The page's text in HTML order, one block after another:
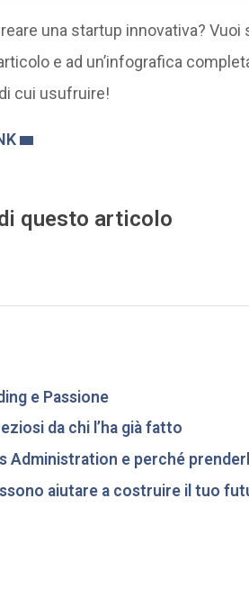
una startup innovativa? Vuoi
e ad un’infografica
cui usufruire!
questo articolo
e Passione
da chi l’ha già fatto
Administration e perché
aiutare a costruire il tuo